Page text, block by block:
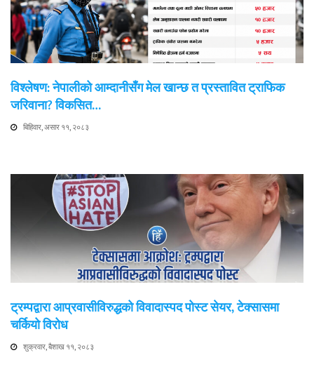
विश्लेषण: नेपालीको आम्दानीसँग मेल खान्छ त प्रस्तावित ट्राफिक
जरिवाना? विकसित…
बिहिवार, असार ११, २०८३
ट्रम्पद्वारा आप्रवासीविरुद्धको विवादास्पद पोस्ट सेयर, टेक्सासमा
चर्कियो विरोध
शुक्रवार, बैशाख ११, २०८३